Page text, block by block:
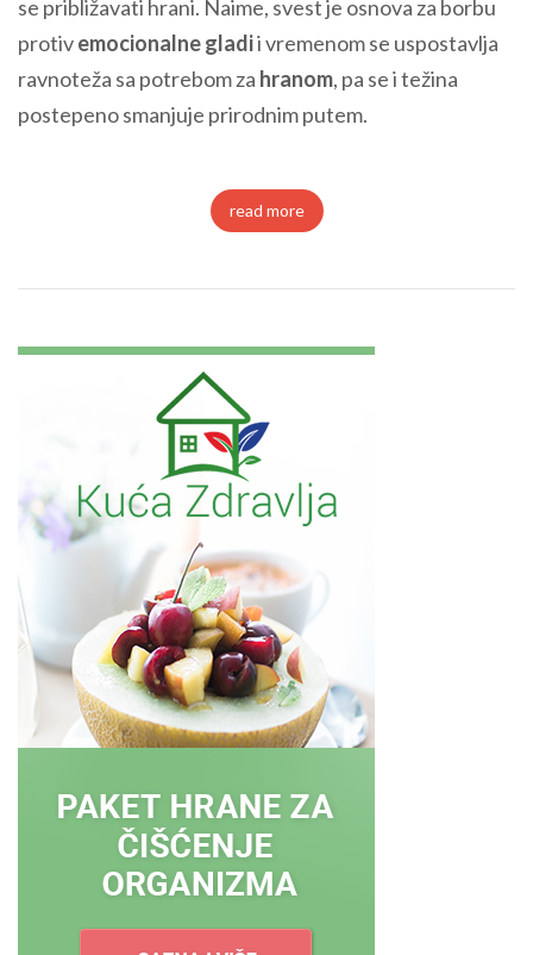
se približavati hrani. Naime, svest je osnova za borbu
protivemocionalne gladii vremenom se uspostavlja
ravnoteža sa potrebom za hranom, pa se i težina
postepeno smanjuje prirodnim putem.
read more